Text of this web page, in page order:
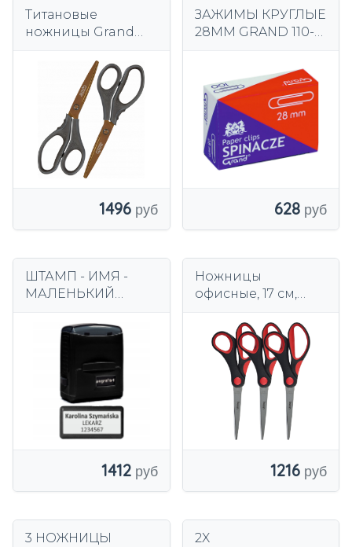
Титановые
ножницы Grand
1496
ЗАЖИМЫ КРУГЛЫЕ
28ММ GRAND 110-
628
ШТАМП - ИМЯ -
МАЛЕНЬКИЙ
строк Штамп B1s -
ЧЕРНЫЙ
1412
Ножницы
офисные, 17 см,
сталь,
эргономичная
резиновая ручка
Viking x 3
1216
3 НОЖНИЦЫ
2X